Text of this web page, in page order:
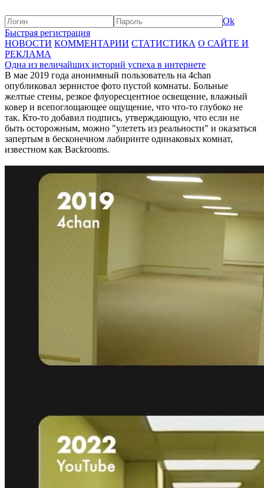
Ok
Быстрая регистрация
НОВОСТИ КОММЕНТАРИИ СТАТИСТИКА О САЙТЕ И
РЕКЛАМА
Одна из величайших историй успеха в интернете
В мае 2019 года анонимный пользователь на 4chan
опубликовал зернистое фото пустой комнаты. Больные
желтые стены, резкое флуоресцентное освещение, влажный
ковер и всепоглощающее ощущение, что что-то глубоко не
так. Кто-то добавил подпись, утверждающую, что если не
быть осторожным, можно "улететь из реальности" и оказаться
запертым в бесконечном лабиринте одинаковых комнат,
известном как Backrooms.